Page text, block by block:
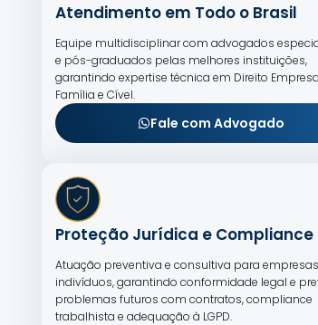
Atendimento em Todo o Brasil
Equipe multidisciplinar com advogados
e pós-graduados pelas melhores instituições,
garantindo expertise técnica em Direito
Família e Cível.
Fale com Advogado
Proteção Jurídica e Compliance
Atuação preventiva e consultiva para
indivíduos, garantindo conformidade legal e
problemas futuros com contratos, compliance
trabalhista e adequação à LGPD.